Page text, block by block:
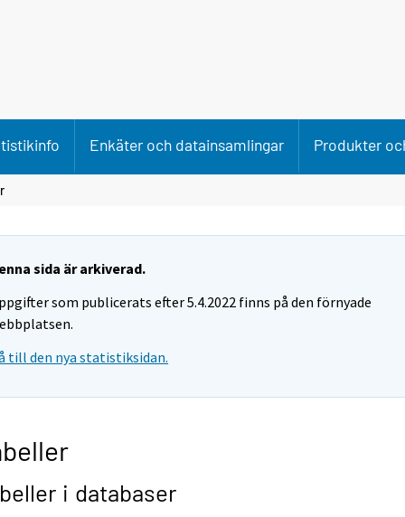
Enkäter och datainsamlingar Produkter
sida är arkiverad.
som publicerats efter 5.4.2022 finns på den förnyade
till den nya statistiksidan.
i databaser